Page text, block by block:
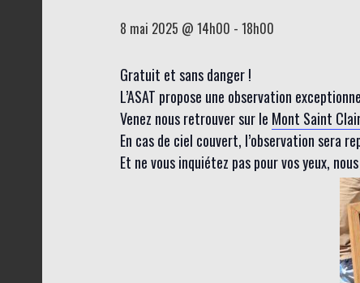
8 mai 2025 @ 14h00 - 18h00
Gratuit et sans danger !
L’ASAT propose une observation
Venez nous retrouver sur le Mont Saint
En cas de ciel couvert, l’observation sera
Et ne vous inquiétez pas pour vos yeux,